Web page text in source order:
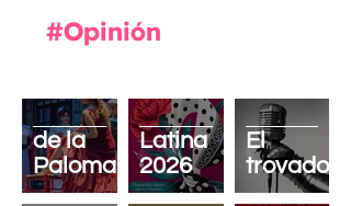
#Opinión
verbena
de la
Paloma
en la
Latina
2026
El
trovador